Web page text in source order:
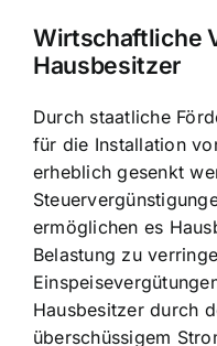
Wirtschaftliche
Hausbesitzer
Durch staatliche
für die Installation
erheblich gesenkt
ermöglichen es
Belastung zu
Hausbesitzer durch
überschüssigem